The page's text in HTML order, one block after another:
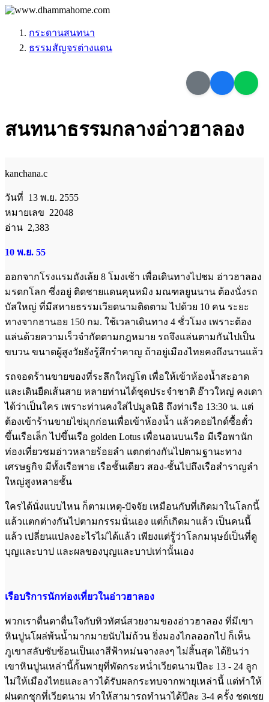
กระดานสนทนา
ธรรมสัญจรต่างแดน
สนทนาธรรมกลางอ่าวฮาลอง
kanchana.c
วันที่ 13 พ.ย. 2555
หมายเลข 22048
อ่าน 2,383
10 พ.ย. 55
ออกจากโรงแรมถังเล้ย 8 โมงเช้า เพื่อเดินทางไปชม อ่าวฮาลอง
มรดกโลก ซึ่งอยู่ ติดชายแดนคุนหมิง มณฑลยูนนาน ต้องนั่งรถ
บัสใหญ่ ที่มีสหายธรรมเวียดนามติดตาม ไปด้วย 10 คน ระยะ
ทางจากฮานอย 150 กม. ใช้เวลาเดินทาง 4 ชั่วโมง เพราะต้อง
แล่นด้วยความเร็วจำกัดตามกฎหมาย รถจึงแล่นตามกันไปเป็น
ขบวน ขนาดผู้สูงวัยยังรู้สึกรำคาญ ถ้าอยู่เมืองไทยคงถึงนานแล้ว
รถจอดร้านขายของที่ระลึกใหญ่โต เพื่อให้เข้าห้องน้ำสะอาด
และเดินยืดเส้นสาย หลายท่านได้ชุดประจำชาติ อ๊าวใหญ่ คงเดา
ได้ว่าเป็นใคร เพราะท่านคงใส่ไปมูลนิธิ ถึงท่าเรือ 13:30 น. แต่
ต้องเข้าร้านขายไข่มุกก่อนเพื่อเข้าห้องน้ำ แล้วคอยไกด์ซื้อตั๋ว
ขึ้นเรือเล็ก ไปขึ้นเรือ golden Lotus เพื่อนอนบนเรือ มีเรือพานัก
ท่องเที่ยวชมอ่าวหลายร้อยลำ แตกต่างกันไปตามฐานะทาง
เศรษฐกิจ มีทั้งเรือพาย เรือชั้นเดียว สอง-ชั้นไปถึงเรือสำราญลำ
ใหญ่สูงหลายชั้น
ใครได้นั่งแบบไหน ก็ตามเหตุ-ปัจจัย เหมือนกับที่เกิดมาในโลกนี้
แล้วแตกต่างกันไปตามกรรมนั่นเอง แต่ก็เกิดมาแล้ว เป็นคนนี้
แล้ว เปลี่ยนแปลงอะไรไม่ได้แล้ว เพียงแต่รู้ว่าโลกมนุษย์เป็นที่ดู
บุญและบาป และผลของบุญและบาปเท่านั้นเอง
เรือบริการนักท่องเที่ยวในอ่าวฮาลอง
พวกเราตื่นตาตื่นใจกับทิวทัศน์สวยงามของอ่าวฮาลอง ที่มีเขา
หินปูนโผล่พ้นน้ำมากมายนับไม่ถ้วน ยิ่งมองไกลออกไป ก็เห็น
ภูเขาสลับซับซ้อนเป็นเงาสีฟ้าหม่นจางลงๆ ไม่สิ้นสุด ได้ยินว่า
เขาหินปูนเหล่านี้กั้นพายุที่พัดกระหน่ำเวียดนามปีละ 13 - 24 ลูก
ไม่ให้เมืองไทยและลาวได้รับผลกระทบจากพายุเหล่านี้ แต่ทำให้
ฝนตกชุกที่เวียดนาม ทำให้สามารถทำนาได้ปีละ 3-4 ครั้ง ชดเชย